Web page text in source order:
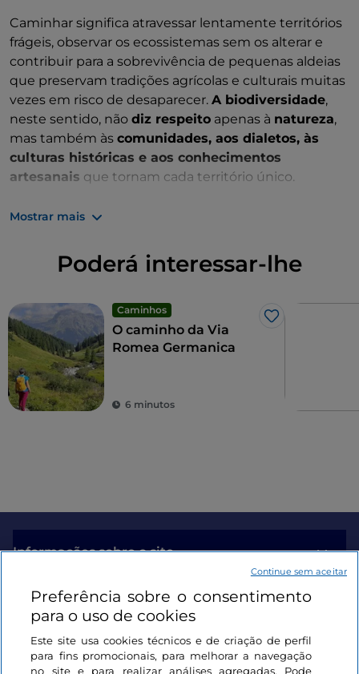
Caminhar significa atravessar lentamente territórios
frágeis, observar os ecossistemas sem os alterar e
contribuir para a sobrevivência de pequenas aldeias
que preservam tradições agrícolas e culturais muitas
vezes em risco de desaparecer. A biodiversidade,
neste sentido, não diz respeito apenas à natureza,
mas também às comunidades, aos dialetos, às
culturas históricas e aos conhecimentos
artesanais que tornam cada território único.
Na primavera europeia, os caminhos floridos
equilíbrio entre o homem e a natureza
Mostrar mais
Poderá interessar-lhe
Caminhos
Gosto
O caminho da Via
Romea Germanica
6 minutos
Informações sobre o site
Ligações úteis
Iniciar sessão
Preferência sobre o consentimento
para o uso de cookies
Este site usa cookies técnicos e de criação de perfil
para fins promocionais, para melhorar a navegação
no site e para realizar análises agregadas. Pode
Continue sem aceitar